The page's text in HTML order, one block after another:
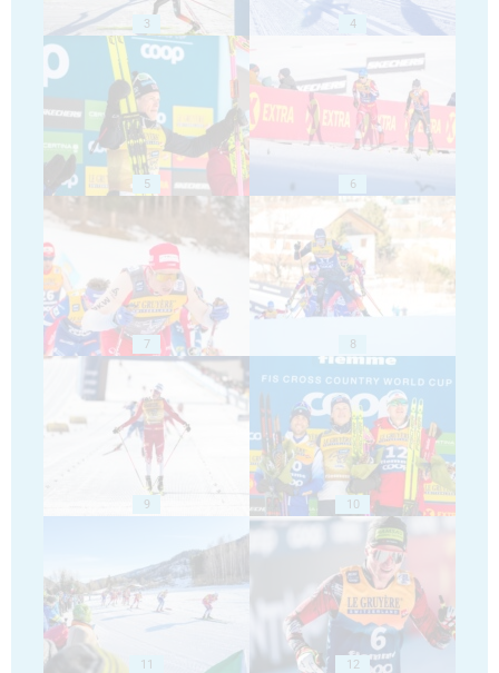
3 4
5 6
7 8
9 10
11 12